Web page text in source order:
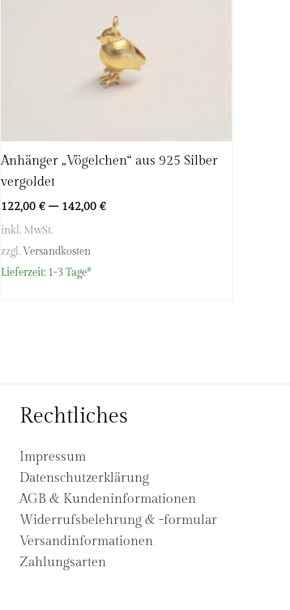
Anhänger „Vögelchen“ aus 925 Silber
vergoldet
122,00 € – 142,00 €
inkl. MwSt.
zzgl. Versandkosten
Lieferzeit: 1-3 Tage*
Rechtliches
Impressum
Datenschutzerklärung
AGB & Kundeninformationen
Widerrufsbelehrung & -formular
Versandinformationen
Zahlungsarten